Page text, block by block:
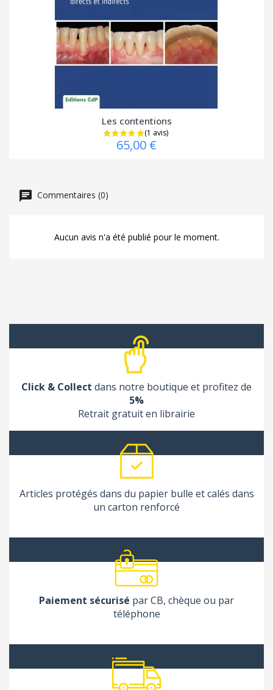
Les contentions
65,00 €
Commentaires (0)
Aucun avis n'a été publié pour le moment.
Click & Collect dans notre boutique et profitez de
5%
Retrait gratuit en librairie
Articles protégés dans du papier bulle et calés dans
un carton renforcé
Paiement sécurisé par CB, chèque ou par
téléphone